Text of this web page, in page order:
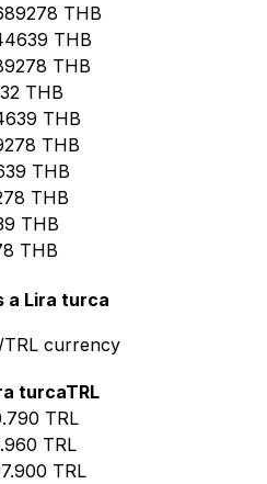
THB
THB
THB
THB
THB
THB
THB
THB
THB
THB
a Lira turca
currency
turcaTRL
TRL
TRL
TRL